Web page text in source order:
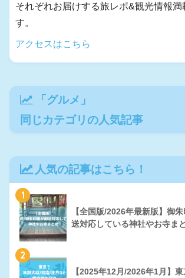
それぞれお届けする旅レポ&観光情報満
す。
アクセスはこちら
「グルメ 」
同じカテゴリの人気記事
人気の記事はこちら！
1
【全国版/2026年最新版】御
送対応している神社やお寺ま
2
【2025年12月/2026年1月】